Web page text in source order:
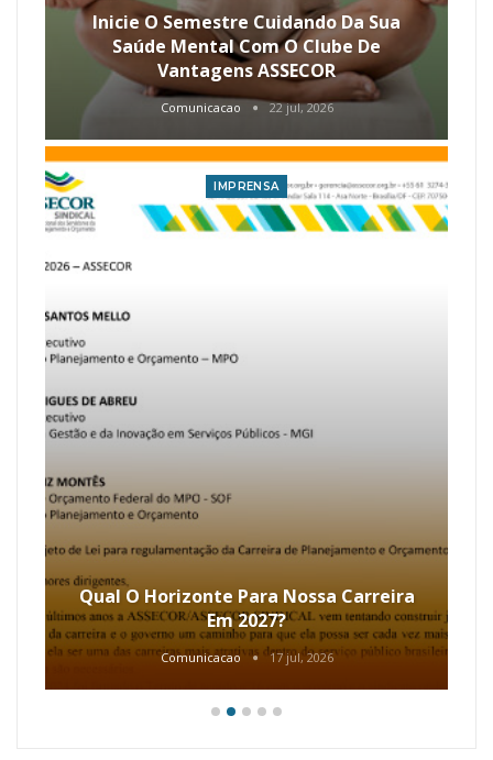
Inicie O Semestre Cuidando Da Sua
Saúde Mental Com O Clube De
Vantagens ASSECOR
Comunicacao 22 jul, 2026
IMPRENSA
Qual O Horizonte Para Nossa Carreira
Em 2027?
Comunicacao 17 jul, 2026